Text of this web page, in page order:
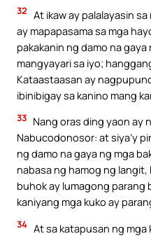
32 At ikaw ay palalayasin
ay mapapasama sa mga
pakakanin ng damo na
mangyayari sa iyo;
Kataastaasan ay
ibinibigay sa kanino mang
33 Nang oras ding yaon ay
Nabucodonosor: at siya’y
ng damo na gaya ng mga
nabasa ng hamog ng
buhok ay lumagong parang
kaniyang mga kuko ay
34 At sa katapusan ng mga